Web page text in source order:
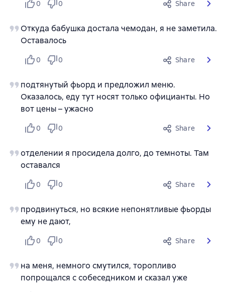
0 0 Share
Откуда бабушка достала чемодан, я не заметила.
Оставалось
0 0 Share
подтянутый фьорд и предложил меню.
Оказалось, еду тут носят только официанты. Но
вот цены – ужасно
0 0 Share
отделении я просидела долго, до темноты. Там
оставался
0 0 Share
продвинуться, но всякие непонятливые фьорды
ему не дают,
0 0 Share
на меня, немного смутился, торопливо
попрощался с собеседником и сказал уже